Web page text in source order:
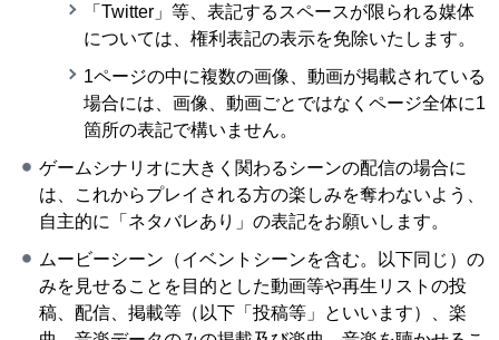
「Twitter」等、表記するスペースが限られる媒体
については、権利表記の表示を免除いたします。
1ページの中に複数の画像、動画が掲載されている
場合には、画像、動画ごとではなくページ全体に1
箇所の表記で構いません。
ゲームシナリオに大きく関わるシーンの配信の場合に
は、これからプレイされる方の楽しみを奪わないよう、
自主的に「ネタバレあり」の表記をお願いします。
ムービーシーン（イベントシーンを含む。以下同じ）の
みを見せることを目的とした動画等や再生リストの投
稿、配信、掲載等（以下「投稿等」といいます）、楽